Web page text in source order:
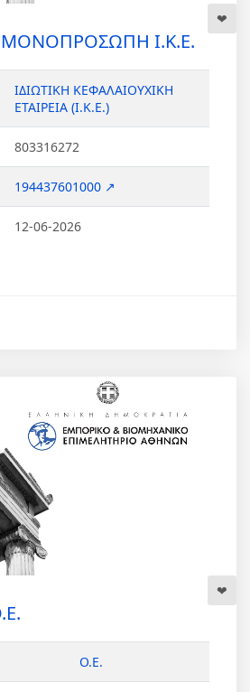
ΜΟΝΟΠΡΟΣΩΠΗ Ι.Κ.Ε.
ΙΔΙΩΤΙΚΗ ΚΕΦΑΛΑΙΟΥΧΙΚΗ
ΕΤΑΙΡΕΙΑ (Ι.Κ.Ε.)
803316272
194437601000 ↗
12-06-2026
Ο.Ε.